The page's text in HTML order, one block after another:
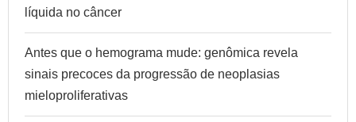
líquida no câncer
Antes que o hemograma mude: genômica revela
sinais precoces da progressão de neoplasias
mieloproliferativas